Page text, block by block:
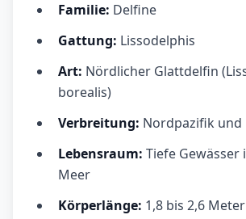
Familie: Delfine
Gattung: Lissodelphis
Art: Nördlicher Glattdelfin
borealis)
Verbreitung: Nordpazifik
Lebensraum: Tiefe Gewässer
Meer
Körperlänge: 1,8 bis 2,6 Meter